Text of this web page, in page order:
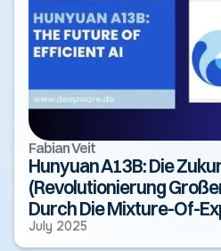
Fabian Veit
Hunyuan A13B: Die
(Revolutionierung
Durch Die Mixture-Of-
July 2025